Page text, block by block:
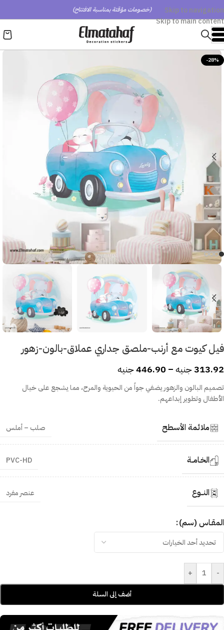
Skip to navigation
Skip to main content
(خصومات مؤقتة بمناسبة الافتتاح)
-28%
فيل كيوت مع أرنب-ملصق جداري عملاق-بالون-زهور
313.92جنيه–
446.90جنيه
تصميم البالون والزهور يضفي جواً من الحيوية والمرح، مما يشجع على خيال
الأطفال وتطوير إبداعهم.
ملائمة الأسطح صلب – أملس
الخـامــة PVC-HD
النــوع عنصر مفرد
المقـاس (سم)
-
+
أضف إلى السلة